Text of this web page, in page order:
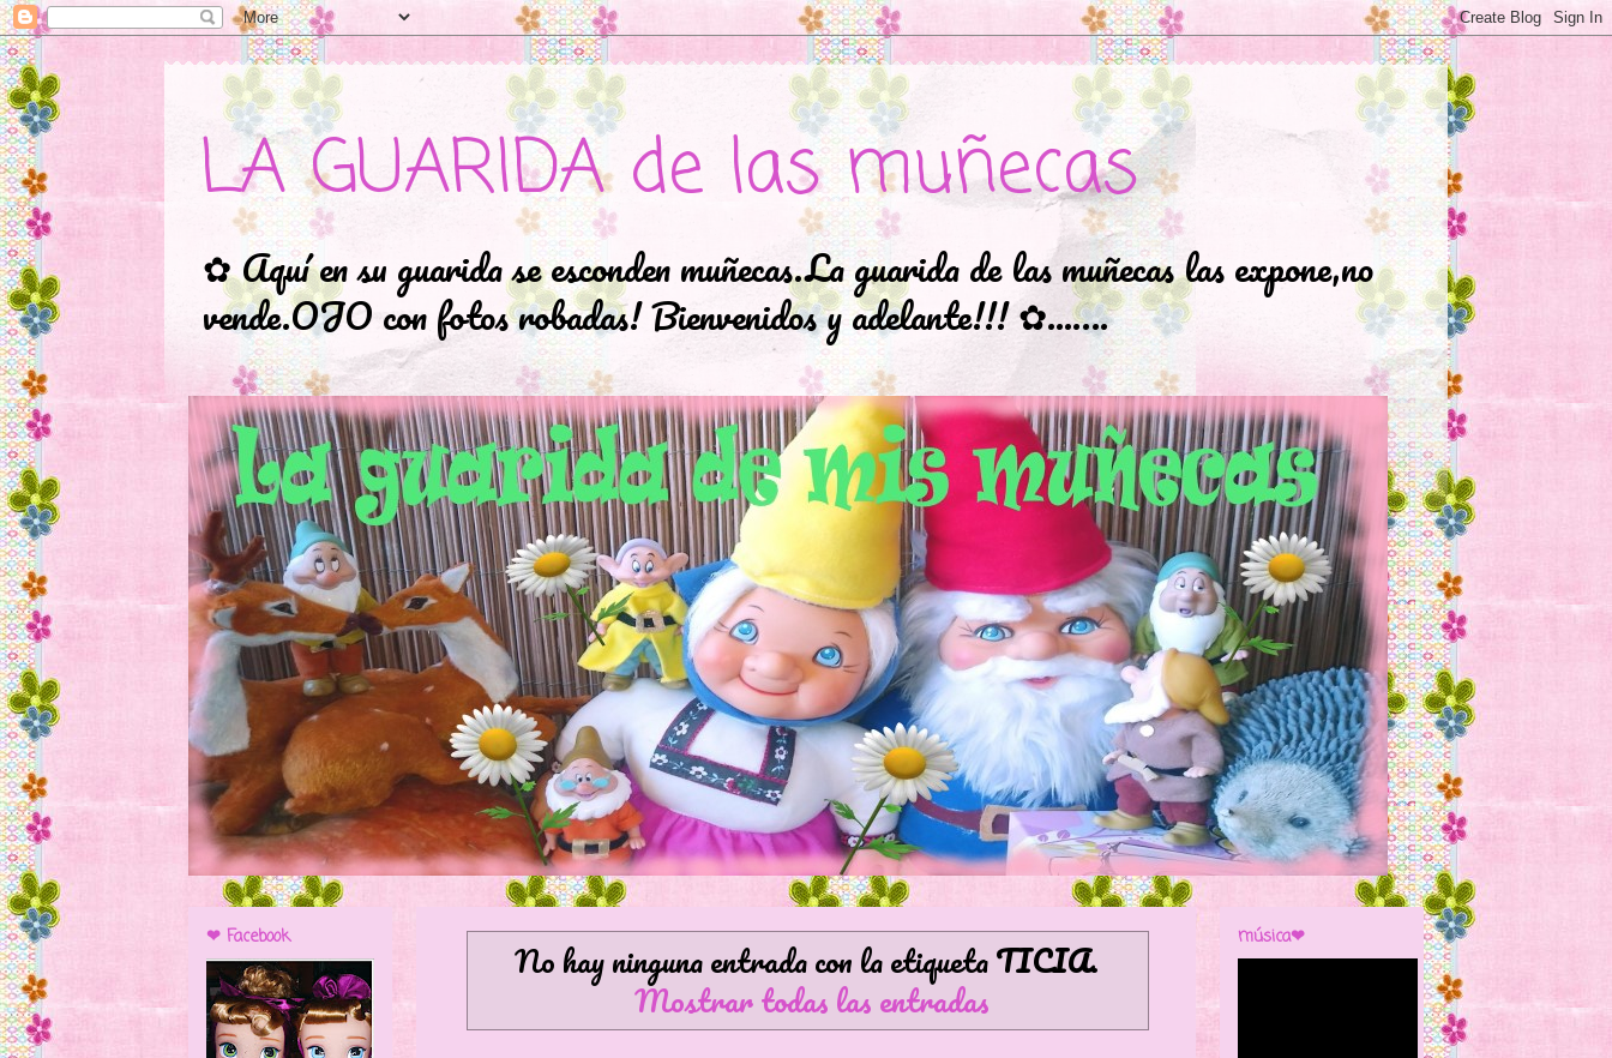
LA GUARIDA de las muñecas
✿ Aquí en su guarida se esconden muñecas.La guarida de las muñecas las expone,no
vende.OJO con fotos robadas! Bienvenidos y adelante!!! ✿...….
No hay ninguna entrada con la etiquetaTICIA.
Mostrar todas las entradas
❤ Facebook música❤